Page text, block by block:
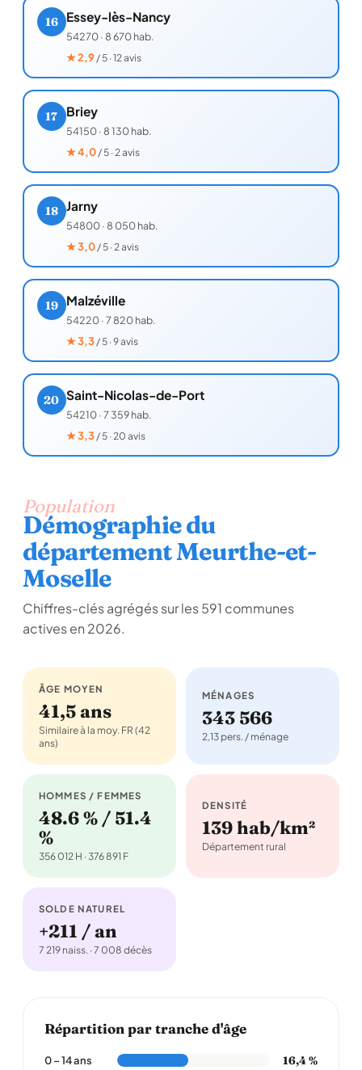
16 Essey-lès-Nancy
54270·8 670 hab.
★2,9/ 5 · 12 avis
17 Briey
54150·8 130 hab.
★4,0/ 5 · 2 avis
18 Jarny
54800·8 050 hab.
★3,0/ 5 · 2 avis
19 Malzéville
54220·7 820 hab.
★3,3/ 5 · 9 avis
20 Saint-Nicolas-de-Port
54210·7 359 hab.
★3,3/ 5 · 20 avis
Population
Démographie du
département Meurthe-et-
Moselle
Chiffres-clés agrégés sur les 591 communes
actives en 2026.
ÂGE MOYEN
41,5 ans
Similaire à la moy. FR (42
ans)
MÉNAGES
343 566
2,13 pers. / ménage
HOMMES / FEMMES
48.6 % / 51.4
%
356 012 H · 376 891 F
DENSITÉ
139 hab/km²
Département rural
SOLDE NATUREL
+211 / an
7 219 naiss. · 7 008 décès
Répartition par tranche d'âge
0 – 14 ans 16,4 %